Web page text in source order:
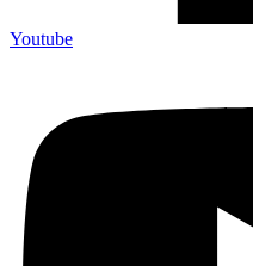
Youtube